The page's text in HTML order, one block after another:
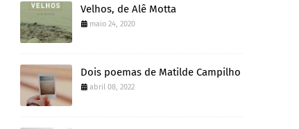
Velhos, de Alê Motta
maio 24, 2020
Dois poemas de Matilde Campilho
abril 08, 2022